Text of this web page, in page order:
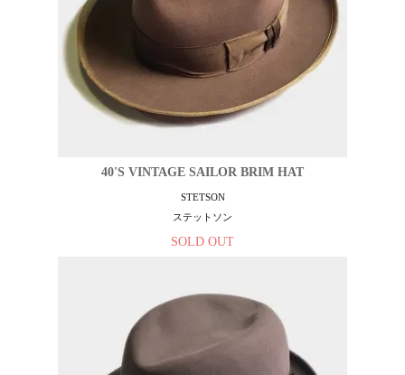
40'S VINTAGE SAILOR BRIM HAT
STETSON
ステットソン
SOLD OUT